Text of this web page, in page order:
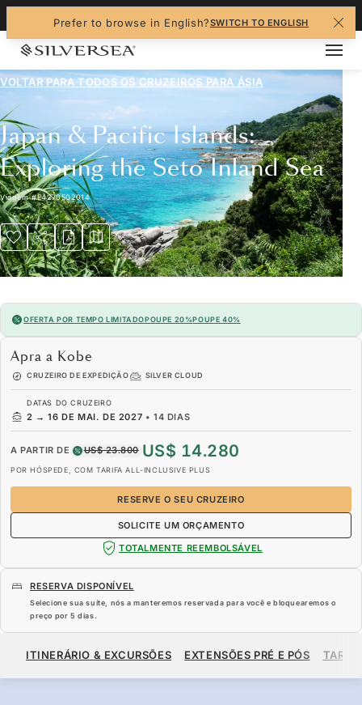
Prefer to browse in English?SWITCH TO ENGLISH
VOLTAR PARA TODOS OS CRUZEIROS PARA ÁSIA
Japan & Pacific Islands:
Exploring the Seto Inland Sea
Viagem#E4270502014
OFERTA POR TEMPO LIMITADOPOUPE 20%POUPE 40%
Apra a Kobe
CRUZEIRO DE EXPEDIÇÃO SILVER CLOUD
DATAS DO CRUZEIRO
2 → 16 DE MAI. DE 2027 •14 DIAS
A PARTIR DE US$ 23.800 US$ 14.280
POR HÓSPEDE, COM TARIFA ALL-INCLUSIVE PLUS
RESERVE O SEU CRUZEIRO
SOLICITE UM ORÇAMENTO
TOTALMENTE REEMBOLSÁVEL
RESERVA DISPONÍVEL
Selecione sua suíte, nós a manteremos reservada para você e bloquearemos o
preço por 5 dias.
A PARTIR DE US$ 14.280
ITINERÁRIO & EXCURSÕES EXTENSÕES PRÉ E PÓS